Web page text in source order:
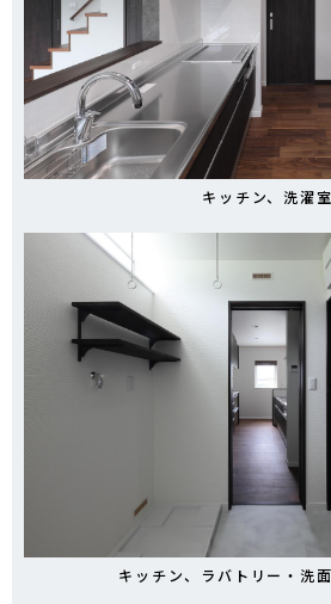
キッチン、洗濯室
キッチン、ラバトリー・洗